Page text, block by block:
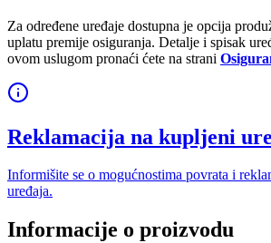
Za određene uređaje dostupna je opcija
uplatu premije osiguranja. Detalje i spisak
ovom uslugom pronaći ćete na strani
Reklamacija na kupljeni
Informišite se o mogućnostima povrata i
uređaja.
Informacije o proizvodu